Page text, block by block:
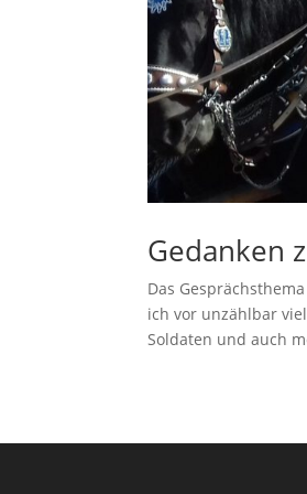
Gedanken
Das
ich vor unzählbar
Soldaten und auch